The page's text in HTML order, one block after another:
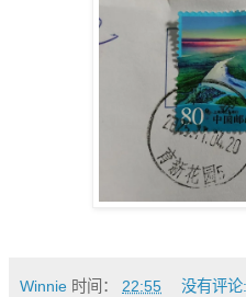
Winnie 时间： 22:55 没有评论: